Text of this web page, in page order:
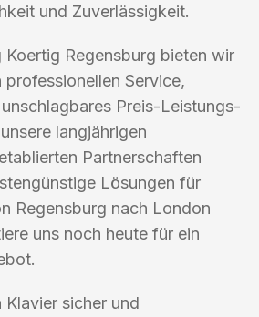
und Zuverlässigkeit.
Regensburg bieten wir
professionellen Service,
Preis-Leistungs-
langjährigen
Partnerschaften
Lösungen für
Regensburg nach London
uns noch heute für ein
sicher und